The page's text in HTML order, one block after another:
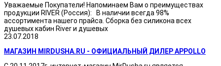
Уважаемые Покупатели! Напоминаем Вам о преимуществах
продукции RIVER (Россия): В наличии всегда 98%
ассортимента нашего прайса. Сборка без силикона всех
душевых кабин River и душевых
23.07.2018
МАГАЗИН MIRDUSHA.RU - ОФИЦИАЛЬНЫЙ ДИЛЕР APPOLLO